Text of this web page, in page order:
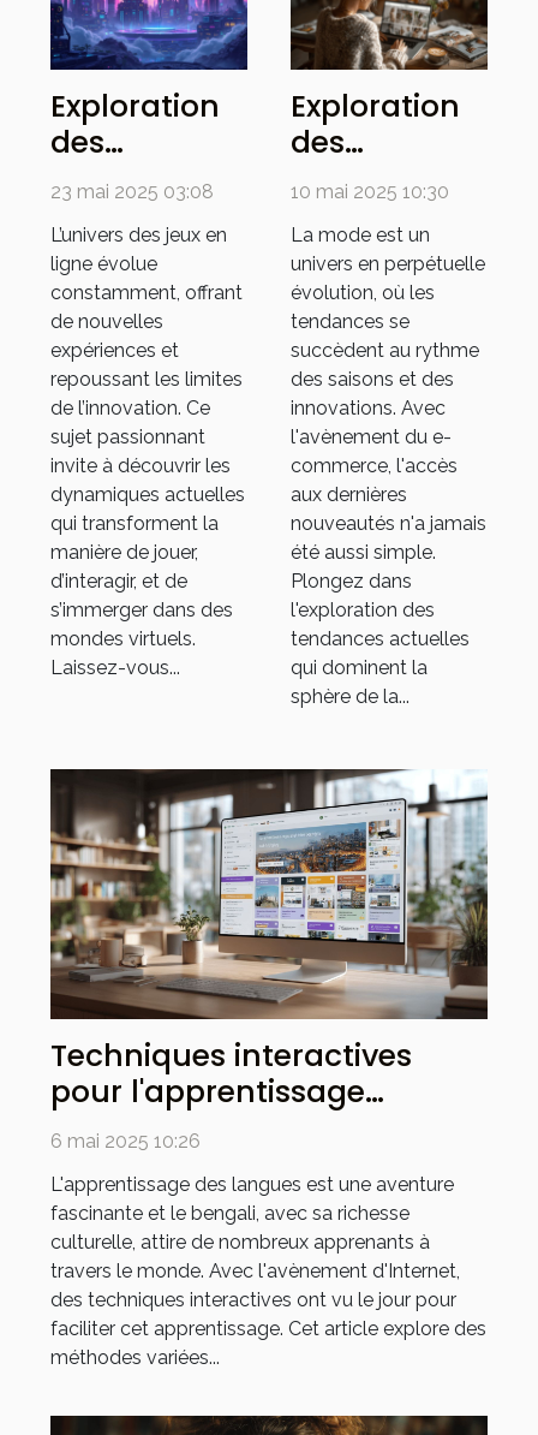
Exploration
des
tendances
actuelles
dans les jeux
en ligne
23 mai 2025 03:08
L’univers des jeux en
ligne évolue
constamment, offrant
de nouvelles
expériences et
repoussant les limites
de l’innovation. Ce
sujet passionnant
invite à découvrir les
dynamiques actuelles
qui transforment la
manière de jouer,
d’interagir, et de
s’immerger dans des
mondes virtuels.
Laissez-vous...
Exploration
des
dernières
tendances
mode sur
une
plateforme
de e-
commerce
populaire
10 mai 2025 10:30
La mode est un
univers en perpétuelle
évolution, où les
tendances se
succèdent au rythme
des saisons et des
innovations. Avec
l'avènement du e-
commerce, l'accès
aux dernières
nouveautés n'a jamais
été aussi simple.
Plongez dans
l'exploration des
tendances actuelles
qui dominent la
sphère de la...
Techniques interactives
pour l'apprentissage
efficace du bengali sur
Internet
6 mai 2025 10:26
L'apprentissage des langues est une aventure
fascinante et le bengali, avec sa richesse
culturelle, attire de nombreux apprenants à
travers le monde. Avec l'avènement d'Internet,
des techniques interactives ont vu le jour pour
faciliter cet apprentissage. Cet article explore des
méthodes variées...